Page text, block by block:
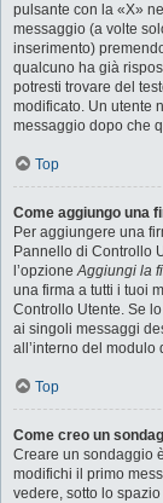
pulsante con la «X»
messaggio (a volte
inserimento)
qualcuno ha già
potresti trovare del
modificato. Un utente
messaggio dopo che
Top
Come aggiungo una
Per aggiungere una
Pannello di Controllo
l’opzioneAggiungi la
una firma a tutti i tuoi
Controllo Utente. Se
ai singoli messaggi
all’interno del modulo
Top
Come creo un
Creare un sondaggio
modifichi il primo
vedere, sotto lo